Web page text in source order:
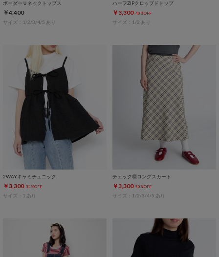
ボーダーＵネックトップス
￥4,400
サイズ：1/2/3/4/5 あり
ハーフZIPクロップドトップ
￥3,300 40%OFF
サイズ：1/2 あり
2WAYキャミチュニック
￥3,300 33%OFF
サイズ：1 あり
チェック柄ロングスカート
￥3,300 50%OFF
サイズ：1/2/3/4/5 あり